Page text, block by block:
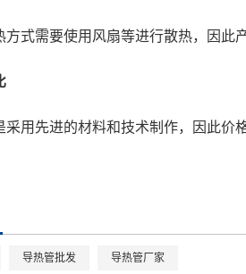
方式需要使用风扇等进行散热，因此
采用先进的材料和技术制作，因此价
导热管批发 导热管厂家